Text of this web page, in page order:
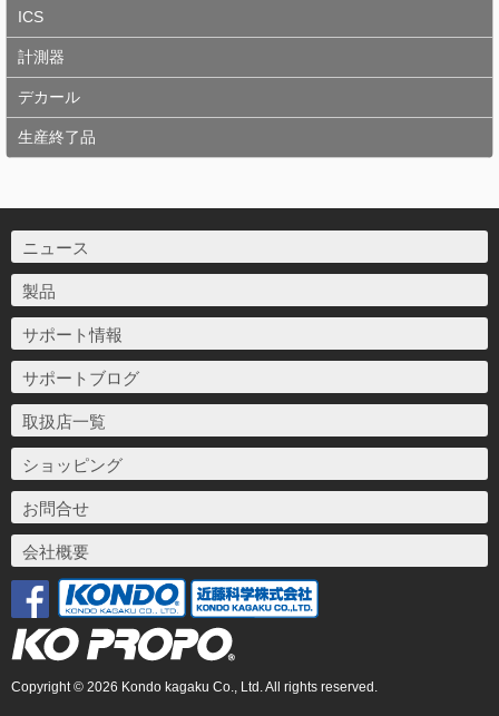
ICS
計測器
デカール
生産終了品
ニュース
製品
サポート情報
サポートブログ
取扱店一覧
ショッピング
お問合せ
会社概要
Copyright © 2026 Kondo kagaku Co., Ltd. All rights reserved.